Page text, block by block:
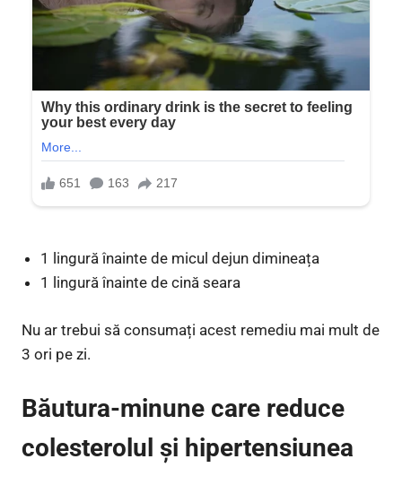
1 lingură înainte de micul dejun dimineața
1 lingură înainte de cină seara
Nu ar trebui să consumați acest remediu mai mult de
3 ori pe zi.
Băutura-minune care reduce
colesterolul și hipertensiunea